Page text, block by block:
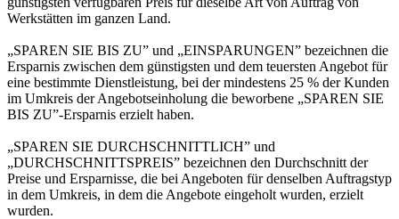
Werkstätten im ganzen Land.
„SPAREN SIE BIS ZU” und „EINSPARUNGEN” bezeichnen die
Ersparnis zwischen dem günstigsten und dem teuersten Angebot für
eine bestimmte Dienstleistung, bei der mindestens 25 % der Kunden
im Umkreis der Angebotseinholung die beworbene „SPAREN SIE
BIS ZU”-Ersparnis erzielt haben.
„SPAREN SIE DURCHSCHNITTLICH” und
„DURCHSCHNITTSPREIS” bezeichnen den Durchschnitt der
Preise und Ersparnisse, die bei Angeboten für denselben Auftragstyp
in dem Umkreis, in dem die Angebote eingeholt wurden, erzielt
wurden.